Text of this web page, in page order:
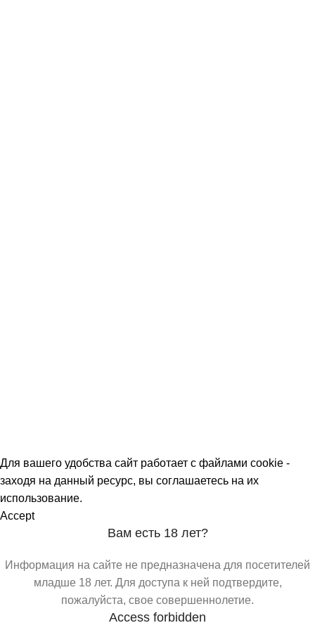
Для вашего удобства сайт работает с файлами cookie -
заходя на данный ресурс, вы соглашаетесь на их
использование.
Accept
Вам есть 18 лет?
Информация на сайте не предназначена для посетителей
младше 18 лет. Для доступа к ней подтвердите,
пожалуйста, свое совершеннолетие.
Access forbidden